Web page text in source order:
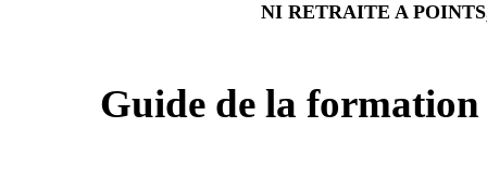
NI RETRAITE A
Guide de la